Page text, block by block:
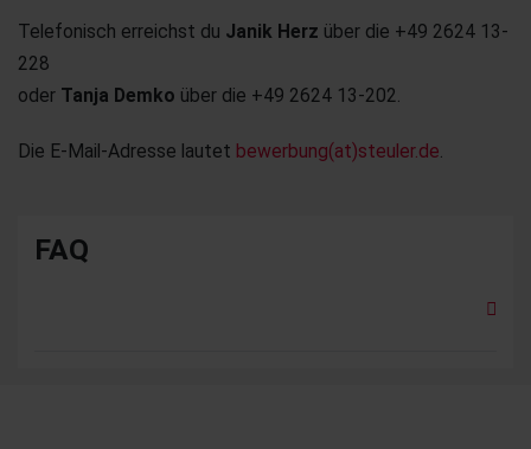
Telefonisch erreichst du Janik Herz über die +49 2624 13-
228
oder Tanja Demko über die +49 2624 13-202.
Die E-Mail-Adresse lautet bewerbung(at)steuler.de
FAQ